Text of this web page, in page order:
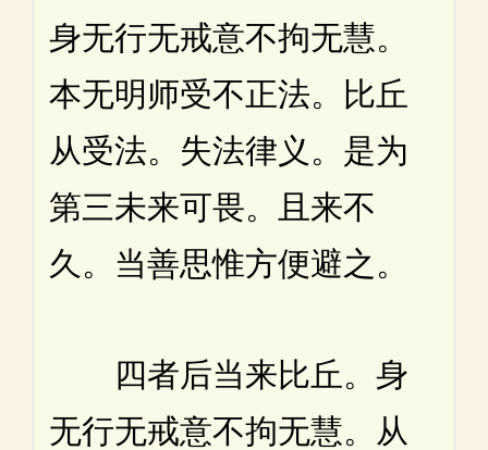
身无行无戒意不拘无慧。
本无明师受不正法。比丘
从受法。失法律义。是为
第三未来可畏。且来不
久。当善思惟方便避之。
四者后当来比丘。身
无行无戒意不拘无慧。从